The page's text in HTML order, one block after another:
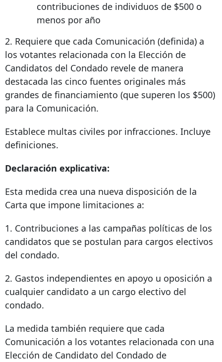
contribuciones de individuos de $500 o
menos por año
2. Requiere que cada Comunicación (definida) a
los votantes relacionada con la Elección de
Candidatos del Condado revele de manera
destacada las cinco fuentes originales más
grandes de financiamiento (que superen los $500)
para la Comunicación.
Establece multas civiles por infracciones. Incluye
definiciones.
Declaración explicativa:
Esta medida crea una nueva disposición de la
Carta que impone limitaciones a:
1. Contribuciones a las campañas políticas de los
candidatos que se postulan para cargos electivos
del condado.
2. Gastos independientes en apoyo u oposición a
cualquier candidato a un cargo electivo del
condado.
La medida también requiere que cada
Comunicación a los votantes relacionada con una
Elección de Candidato del Condado de